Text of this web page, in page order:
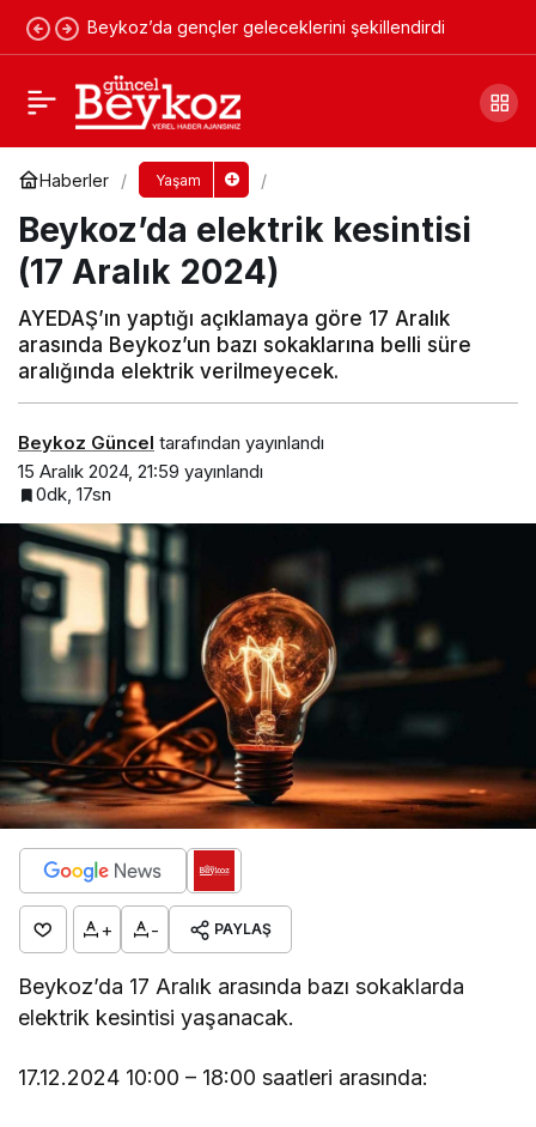
Beykoz’da gençler geleceklerini şekillendirdi
Haberler Yaşam
Beykoz’da elektrik kesintisi
(17 Aralık 2024)
AYEDAŞ’ın yaptığı açıklamaya göre 17 Aralık
arasında Beykoz’un bazı sokaklarına belli süre
aralığında elektrik verilmeyecek.
Beykoz Güncel tarafından yayınlandı
15 Aralık 2024, 21:59 yayınlandı
0dk, 17sn
+ - PAYLAŞ
Beykoz’da 17 Aralık arasında bazı sokaklarda
elektrik kesintisi yaşanacak.
17.12.2024 10:00 – 18:00 saatleri arasında:
Beykoz’daki Görentaşlılar Erol Yılmaz ile
devam dedi
Yorum Yap Paylaş